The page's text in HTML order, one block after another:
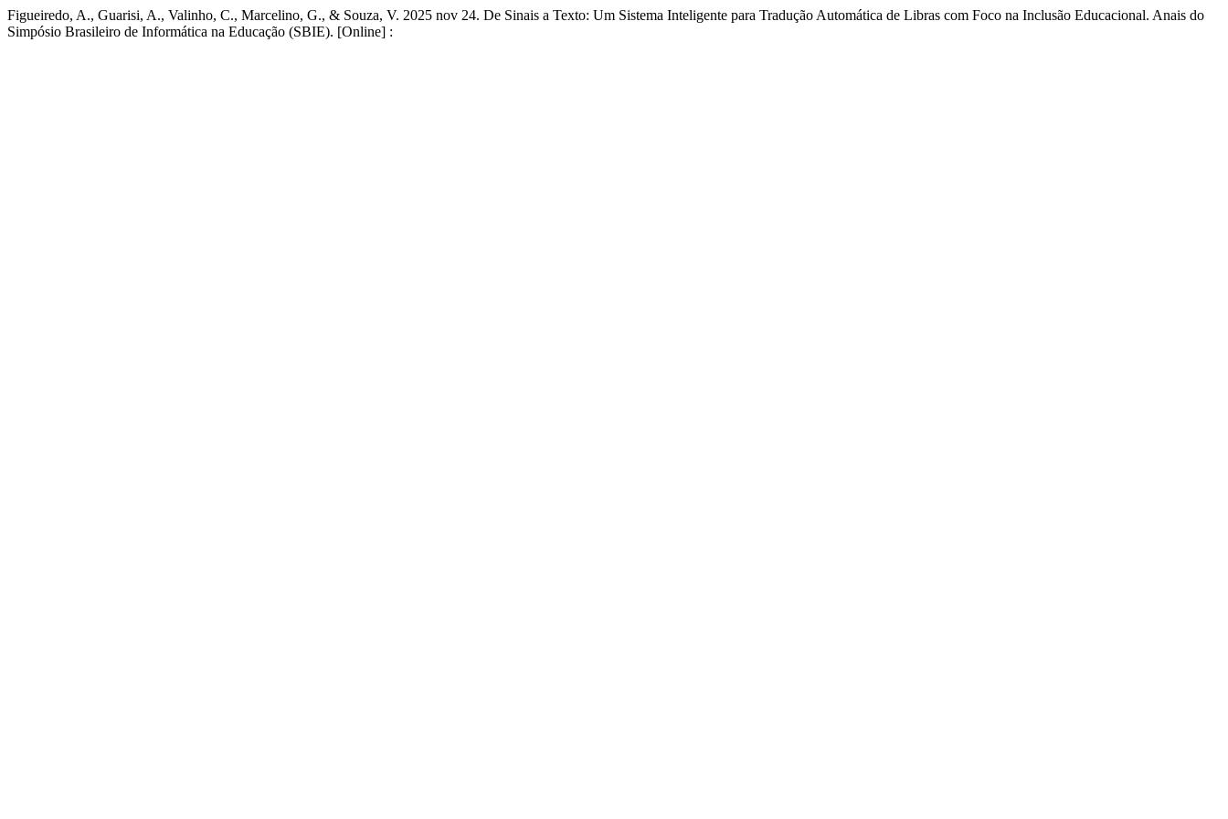
Figueiredo, A., Guarisi, A., Valinho, C., Marcelino, G., & Souza, V. 2025 nov 24. De Sinais a Texto: Um Sistema Inteligente para Tradução Automática de Libras com Foco na Inclusão Educacional. Anais do
Simpósio Brasileiro de Informática na Educação (SBIE). [Online] :